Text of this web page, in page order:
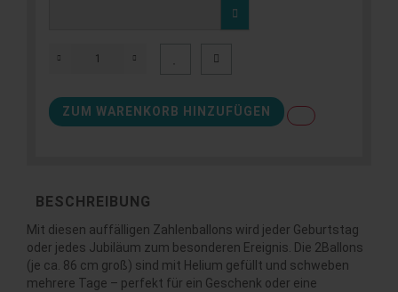
ZUM WARENKORB HINZUFÜGEN
BESCHREIBUNG
Mit diesen auffälligen Zahlenballons wird jeder Geburtstag
oder jedes Jubiläum zum besonderen Ereignis. Die 2Ballons
(je ca. 86 cm groß) sind mit Helium gefüllt und schweben
mehrere Tage – perfekt für ein Geschenk oder eine